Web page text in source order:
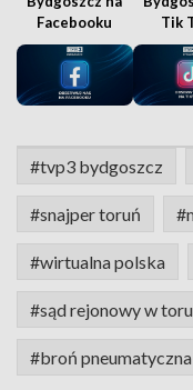
Facebooku
Tik
#tvp3 bydgoszcz
#snajper toruń
#wirtualna polska
#sąd rejonowy w
#broń pneumatyczna